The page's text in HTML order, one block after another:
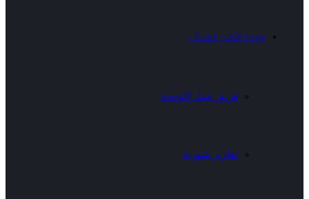
وحدة الأمن الغذائي
فريق عمل الوحدة
تقارير شهرية